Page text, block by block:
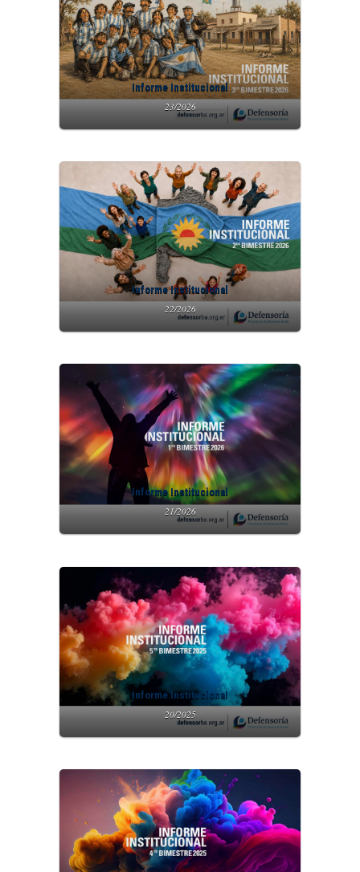
Informe Institucional
23/2026
Informe Institucional
22/2026
Informe Institucional
21/2026
Informe Institucional
20/2025